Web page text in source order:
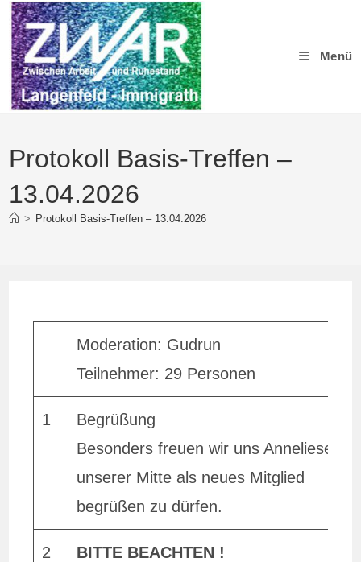
Zum
Inhalt
springen
Menü
Protokoll Basis-Treffen –
13.04.2026
> Protokoll Basis-Treffen – 13.04.2026
Moderation: Gudrun
Teilnehmer: 29 Personen
1
Begrüßung
Besonders freuen wir uns Anneliese in
unserer Mitte als neues Mitglied
begrüßen zu dürfen.
2
BITTE BEACHTEN !